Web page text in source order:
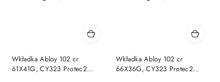
Wkładka Abloy 102 cr
61X41G, CY323 Protec2
Wkładka Abloy 102 cr
66X36G, CY323 Protec2